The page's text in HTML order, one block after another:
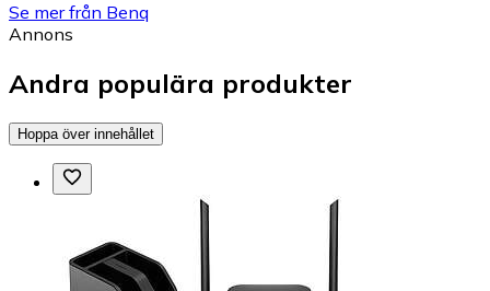
Se mer från Benq
Annons
Andra populära produkter
Hoppa över innehållet